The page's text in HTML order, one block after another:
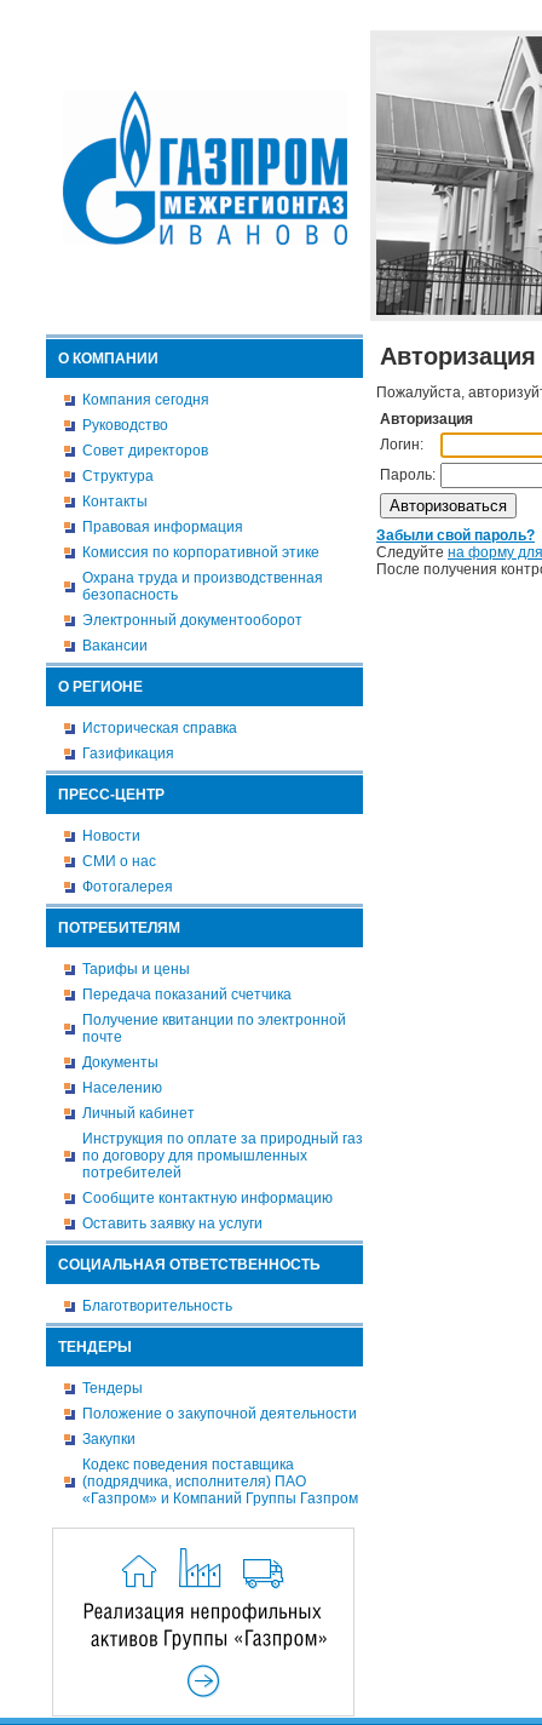
О КОМПАНИИ
Компания сегодня
Руководство
Совет директоров
Структура
Контакты
Правовая информация
Комиссия по корпоративной этике
Охрана труда и производственная
безопасность
Электронный документооборот
Вакансии
О РЕГИОНЕ
Историческая справка
Газификация
ПРЕСС-ЦЕНТР
Новости
СМИ о нас
Фотогалерея
ПОТРЕБИТЕЛЯМ
Тарифы и цены
Передача показаний счетчика
Получение квитанции по электронной
почте
Документы
Населению
Личный кабинет
Инструкция по оплате за природный газ
по договору для промышленных
потребителей
Сообщите контактную информацию
Оставить заявку на услуги
СОЦИАЛЬНАЯ ОТВЕТСТВЕННОСТЬ
Благотворительность
ТЕНДЕРЫ
Тендеры
Положение о закупочной деятельности
Закупки
Кодекс поведения поставщика
(подрядчика, исполнителя) ПАО
«Газпром» и Компаний Группы Газпром
Авторизация
Пожалуйста,
Авторизация
Логин:
Пароль:
Забыли свой пароль?
Следуйте на форму
После получения